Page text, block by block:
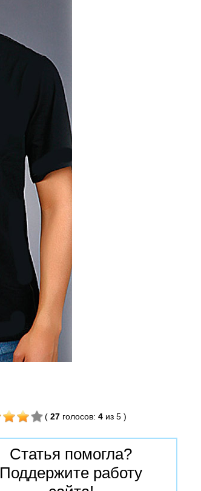
( 27 голосов: 4из 5)
Статья помогла?
Поддержите работу